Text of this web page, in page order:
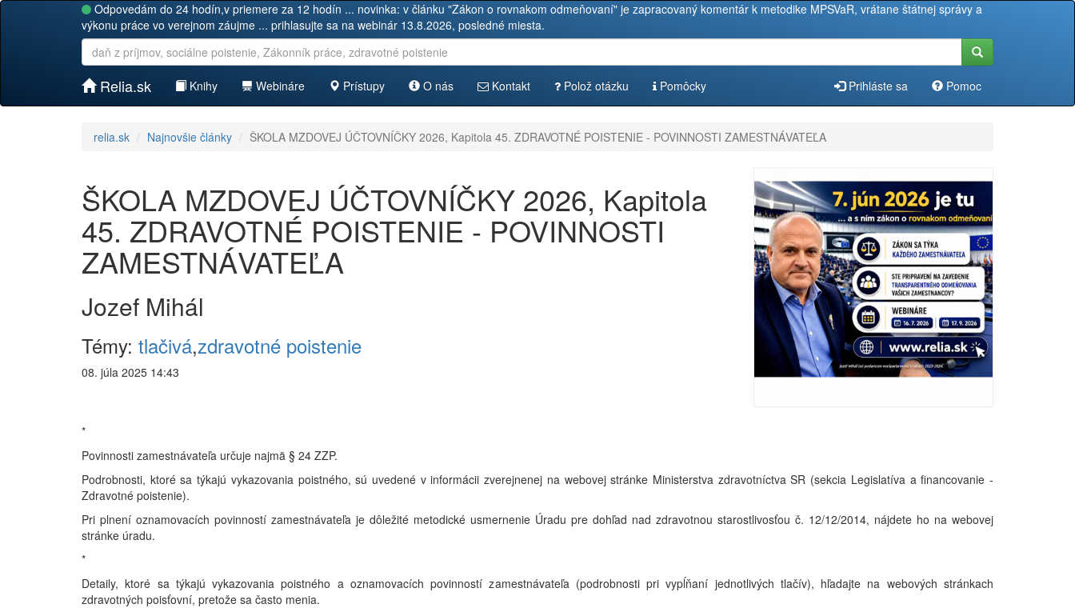
Odpovedám do 24 hodín,v priemere za 12 hodín ... novinka: v článku "Zákon o rovnakom odmeňovaní" je zapracovaný komentár k metodike MPSVaR, vrátane štátnej správy a
výkonu práce vo verejnom záujme ... prihlasujte sa na webinár 13.8.2026, posledné miesta.
Relia.sk Knihy Webináre Prístupy O nás Kontakt Polož otázku Pomôcky Prihláste sa Pomoc
relia.sk Najnovšie články ŠKOLA MZDOVEJ ÚČTOVNÍČKY 2026, Kapitola 45. ZDRAVOTNÉ POISTENIE - POVINNOSTI ZAMESTNÁVATEĽA
ŠKOLA MZDOVEJ ÚČTOVNÍČKY 2026, Kapitola
45. ZDRAVOTNÉ POISTENIE - POVINNOSTI
ZAMESTNÁVATEĽA
Jozef Mihál
Témy: tlačivá,zdravotné poistenie
08. júla 2025 14:43
*
Povinnosti zamestnávateľa určuje najmä § 24 ZZP.
Podrobnosti, ktoré sa týkajú vykazovania poistného, sú uvedené v informácii zverejnenej na webovej stránke Ministerstva zdravotníctva SR (sekcia Legislatíva a financovanie -
Zdravotné poistenie).
Pri plnení oznamovacích povinností zamestnávateľa je dôležité metodické usmernenie Úradu pre dohľad nad zdravotnou starostlivosťou č. 12/12/2014, nájdete ho na webovej
stránke úradu.
*
Detaily, ktoré sa týkajú vykazovania poistného a oznamovacích povinností zamestnávateľa (podrobnosti pri vypĺňaní jednotlivých tlačív), hľadajte na webových stránkach
zdravotných poisťovní, pretože sa často menia.